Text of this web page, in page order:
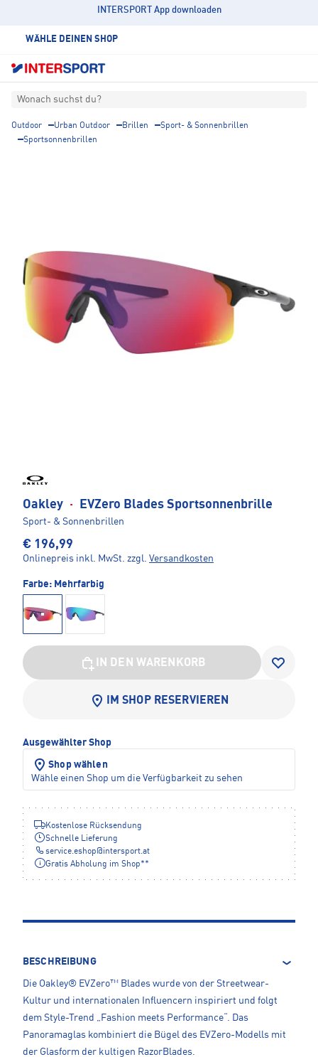
INTERSPORT App downloaden
WÄHLE DEINEN SHOP
Wonach suchst du?
Outdoor Urban Outdoor Brillen
Sport- & Sonnenbrillen
Sportsonnenbrillen
Oakley · EVZero Blades Sportsonnenbrille
Sport- & Sonnenbrillen
€ 196,99
Onlinepreis inkl. MwSt. zzgl. Versandkosten
Farbe: Mehrfarbig
IN DEN WARENKORB
IM SHOP RESERVIEREN
Ausgewählter Shop
Shop wählen
Wähle einen Shop um die Verfügbarkeit zu sehen
Kostenlose Rücksendung
Schnelle Lieferung
service.eshop@intersport.at
Gratis Abholung im Shop**
BESCHREIBUNG
Die Oakley® EVZero™ Blades wurde von der Streetwear-
Kultur und internationalen Influencern inspiriert und folgt
dem Style-Trend „Fashion meets Performance“. Das
Panoramaglas kombiniert die Bügel des EVZero-Modells mit
der Glasform der kultigen RazorBlades.